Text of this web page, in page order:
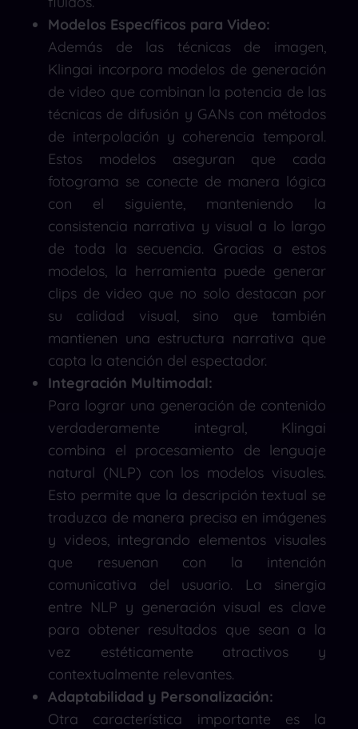
Modelos Específicos para Video:
Además de las técnicas de imagen,
Klingai incorpora modelos de generación
de video que combinan la potencia de las
técnicas de difusión y GANs con métodos
de interpolación y coherencia temporal.
Estos modelos aseguran que cada
fotograma se conecte de manera lógica
con el siguiente, manteniendo la
consistencia narrativa y visual a lo largo
de toda la secuencia. Gracias a estos
modelos, la herramienta puede generar
clips de video que no solo destacan por
su calidad visual, sino que también
mantienen una estructura narrativa que
capta la atención del espectador.
Integración Multimodal:
Para lograr una generación de contenido
verdaderamente integral, Klingai
combina el procesamiento de lenguaje
natural (NLP) con los modelos visuales.
Esto permite que la descripción textual se
traduzca de manera precisa en imágenes
y videos, integrando elementos visuales
que resuenan con la intención
comunicativa del usuario. La sinergia
entre NLP y generación visual es clave
para obtener resultados que sean a la
vez estéticamente atractivos y
contextualmente relevantes.
Adaptabilidad y Personalización:
Otra característica importante es la